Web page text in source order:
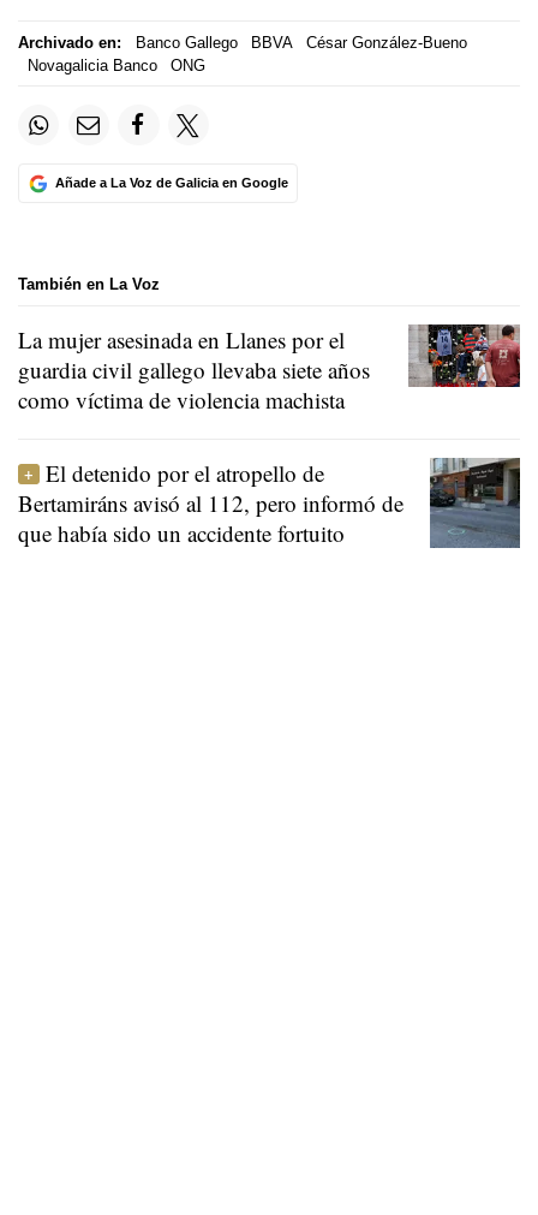
Archivado en: Banco Gallego BBVA
César González-Bueno
Novagalicia Banco
ONG
Añade a La Voz de Galicia en Google
También en La Voz
La mujer asesinada en Llanes por el
guardia civil gallego llevaba siete años
como víctima de violencia machista
El detenido por el atropello de
Bertamiráns avisó al 112, pero informó de
que había sido un accidente fortuito